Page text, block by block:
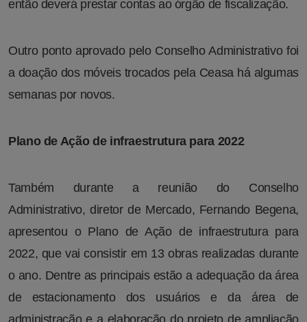
então deverá prestar contas ao órgão de fiscalização.
Outro ponto aprovado pelo Conselho Administrativo foi
a doação dos móveis trocados pela Ceasa há algumas
semanas por novos.
Plano de Ação de infraestrutura para 2022
Também durante a reunião do Conselho
Administrativo, diretor de Mercado, Fernando Begena,
apresentou o Plano de Ação de infraestrutura para
2022, que vai consistir em 13 obras realizadas durante
o ano. Dentre as principais estão a adequação da área
de estacionamento dos usuários e da área de
administração e a elaboração do projeto de ampliação